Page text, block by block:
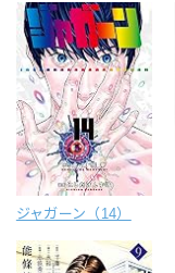
ジャガーン（14）